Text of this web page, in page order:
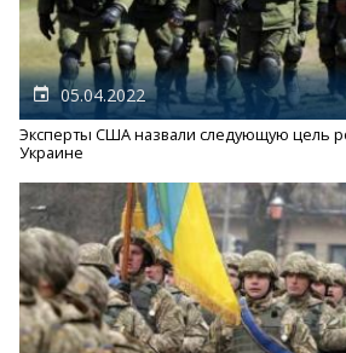
05.04.2022
Эксперты США назвали следующую цель
Украине